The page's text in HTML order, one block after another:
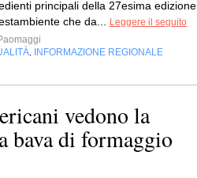
principali della 27esima edizione
che da...
Leggere il seguito
INFORMAZIONE REGIONALE
vedono la
bava di formaggio